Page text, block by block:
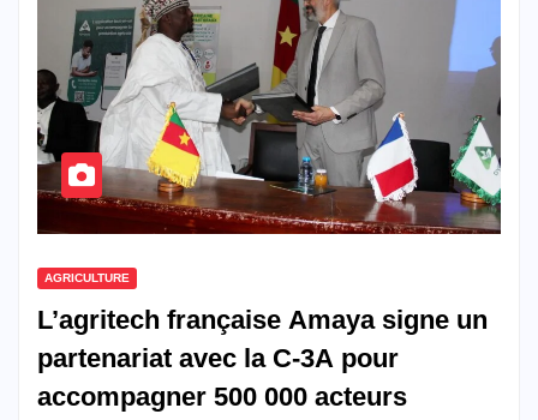
AGRICULTURE
L’agritech française Amaya signe un
partenariat avec la C-3A pour
accompagner 500 000 acteurs